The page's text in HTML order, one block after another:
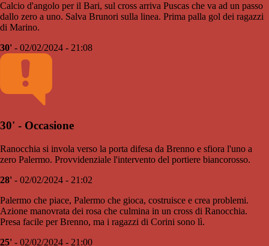
Calcio d'angolo per il Bari, sul cross arriva Puscas che va ad un passo
dallo zero a uno. Salva Brunori sulla linea. Prima palla gol dei ragazzi
di Marino.
30' - 02/02/2024 - 21:08
30' - Occasione
Ranocchia si invola verso la porta difesa da Brenno e sfiora l'uno a
zero Palermo. Provvidenziale l'intervento del portiere biancorosso.
28' - 02/02/2024 - 21:02
Palermo che piace, Palermo che gioca, costruisce e crea problemi.
Azione manovrata dei rosa che culmina in un cross di Ranocchia.
Presa facile per Brenno, ma i ragazzi di Corini sono lì.
25' - 02/02/2024 - 21:00